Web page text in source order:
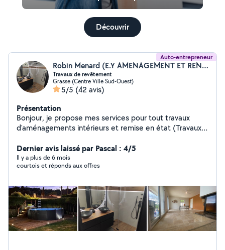
Découvrir
Auto-entrepreneur
Robin Menard (E.Y AMENAGEMENT ET RENOVATION)
Travaux de revêtement
Grasse (Centre Ville Sud-Ouest)
5/5 (42 avis)
Présentation
Bonjour, je propose mes services pour tout travaux
d'aménagements intérieurs et remise en état (Travaux
également je propose mes services pour
l'aménagement extérieur ( créations en maçonnerie:
clôture ,escalier, dalle, chape et leurs revêtements de
Dernier avis laissé par Pascal : 4/5
Il y a plus de 6 mois
courtois et réponds aux offres